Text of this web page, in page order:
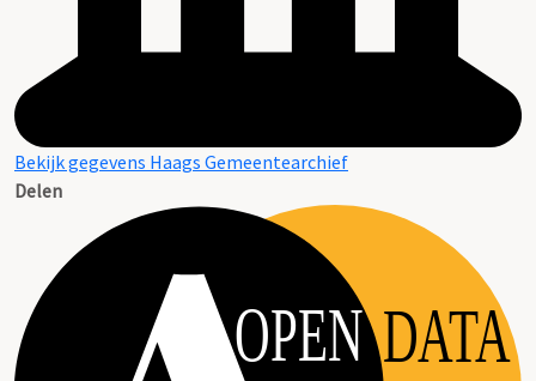
Bekijk gegevens Haags Gemeentearchief
Delen
OPEN DATA